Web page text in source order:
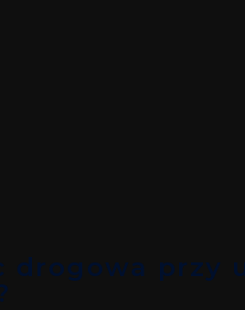
drogowa przy